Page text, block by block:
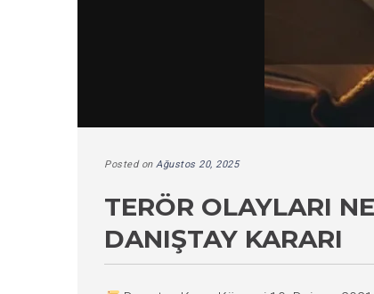
Posted on Ağustos 20, 2025
TERÖR OLAYLARI
DANIŞTAY KARARI